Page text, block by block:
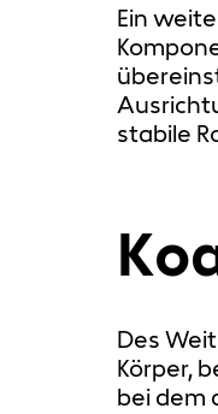
Ein
stabile
Des
Körper,
bei dem